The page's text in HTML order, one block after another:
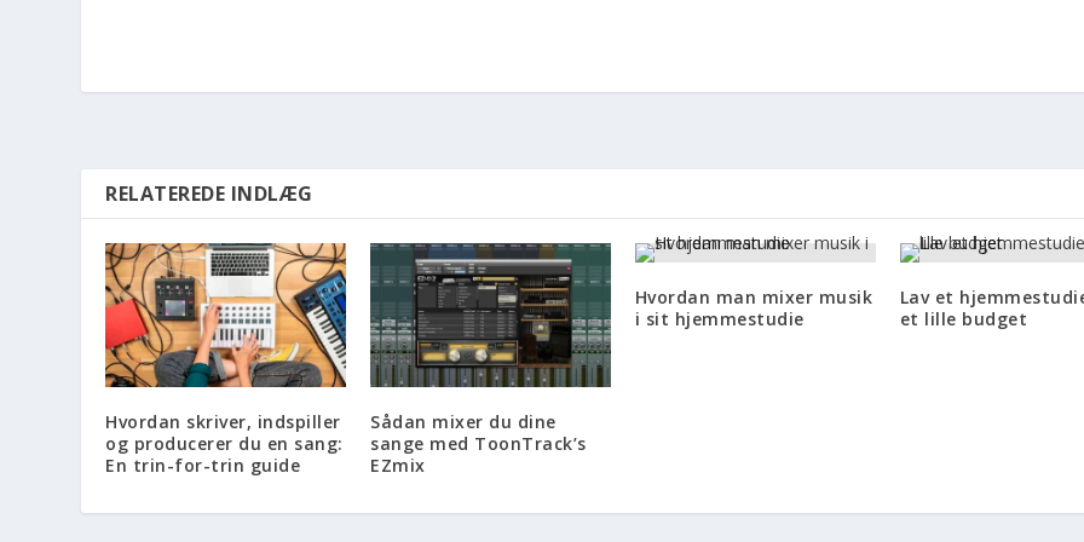
RELATEREDE INDLÆG
Hvordan skriver, indspiller
og producerer du en sang:
En trin-for-trin guide
Sådan mixer du dine
sange med ToonTrack’s
EZmix
Hvordan man mixer musik
i sit hjemmestudie
Lav et
et lille budget